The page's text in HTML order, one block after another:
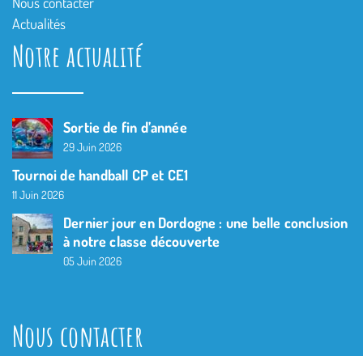
Actualités
Notre actualité
Sortie de fin d’année
29 Juin 2026
Tournoi de handball CP et CE1
11 Juin 2026
Dernier jour en Dordogne : une belle conclusion
à notre classe découverte
05 Juin 2026
Nous contacter